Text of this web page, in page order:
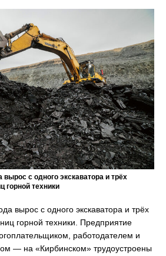
вырос с одного экскаватора и трёх
горной техники
вырос с одного экскаватора и трёх
горной техники. Предприятие
работодателем и
— на «Кирбинском» трудоустроены